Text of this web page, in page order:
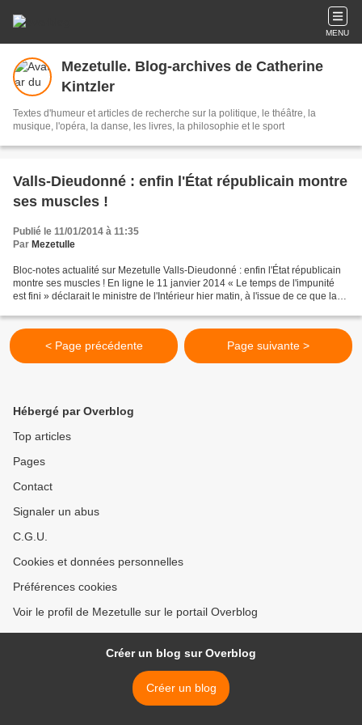
MENU
Mezetulle. Blog-archives de Catherine
Kintzler
Textes d'humeur et articles de recherche sur la politique, le théâtre, la
musique, l'opéra, la danse, les livres, la philosophie et le sport
Valls-Dieudonné : enfin l'État républicain montre
ses muscles !
Publié le 11/01/2014 à 11:35
Par Mezetulle
Bloc-notes actualité sur Mezetulle Valls-Dieudonné : enfin l'État républicain
montre ses muscles ! En ligne le 11 janvier 2014 « Le temps de l'impunité
est fini » déclarait le ministre de l'Intérieur hier matin, à l'issue de ce que la
< Page précédente Page suivante >
Hébergé par Overblog
Top articles
Pages
Contact
Signaler un abus
C.G.U.
Cookies et données personnelles
Préférences cookies
Voir le profil de Mezetulle sur le portail Overblog
Créer un blog sur Overblog
Créer un blog